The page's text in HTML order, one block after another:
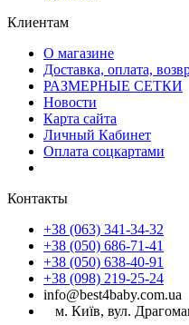
Клиентам
О магазине
Доставка, оплата,
РАЗМЕРНЫЕ СЕТКИ
Новости
Карта сайта
Личный Кабинет
Оплата соцкартами
Контакты
+38 (063) 341-34-32
+38 (050) 686-71-41
+38 (050) 638-40-91
+38 (098) 219-25-24
info@best4baby.com.ua
м. Київ, вул.